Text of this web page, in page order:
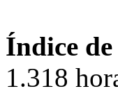
Índice
1.318